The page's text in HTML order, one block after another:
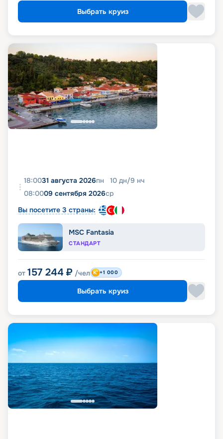
Выбрать круиз
18:0031 августа 2026пн 10 дн/9 нч
08:0009 сентября 2026ср
Вы посетите 3 страны:
MSC Fantasia
СТАНДАРТ
от 157 244 ₽ /чел +1 000
Выбрать круиз